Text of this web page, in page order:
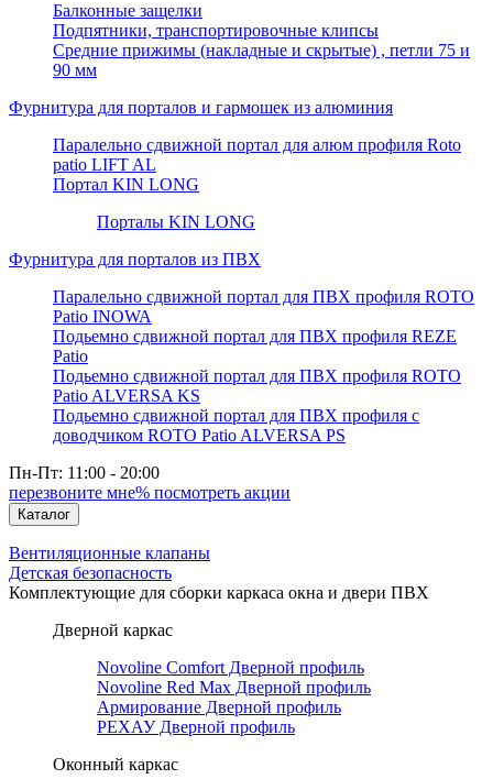
Балконные защелки
Подпятники, транспортировочные клипсы
Средние прижимы (накладные и скрытые) , петли 75 и
90 мм
Фурнитура для порталов и гармошек из алюминия
Паралельно сдвижной портал для алюм профиля Roto
patio LIFT AL
Портал KIN LONG
Порталы KIN LONG
Фурнитура для порталов из ПВХ
Паралельно сдвижной портал для ПВХ профиля ROTO
Patio INOWA
Подьемно сдвижной портал для ПВХ профиля REZE
Patio
Подьемно сдвижной портал для ПВХ профиля ROTO
Patio ALVERSA KS
Подьемно сдвижной портал для ПВХ профиля с
доводчиком ROTO Patio ALVERSA PS
Пн-Пт: 11:00 - 20:00
перезвоните мне% посмотреть акции
Каталог
Вентиляционные клапаны
Детская безопасность
Комплектующие для сборки каркаса окна и двери ПВХ
Дверной каркас
Novoline Comfort Дверной профиль
Novoline Red Мax Дверной профиль
Армирование Дверной профиль
РЕХАУ Дверной профиль
Оконный каркас